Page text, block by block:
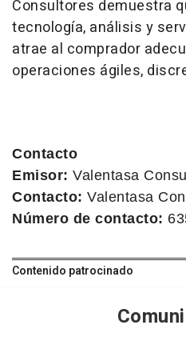
Consultores demuestra
tecnología, análisis y
atrae al comprador
operaciones ágiles,
Contacto
Emisor: Valentasa
Contacto: Valentasa
Número de contacto:
Contenido patrocinado